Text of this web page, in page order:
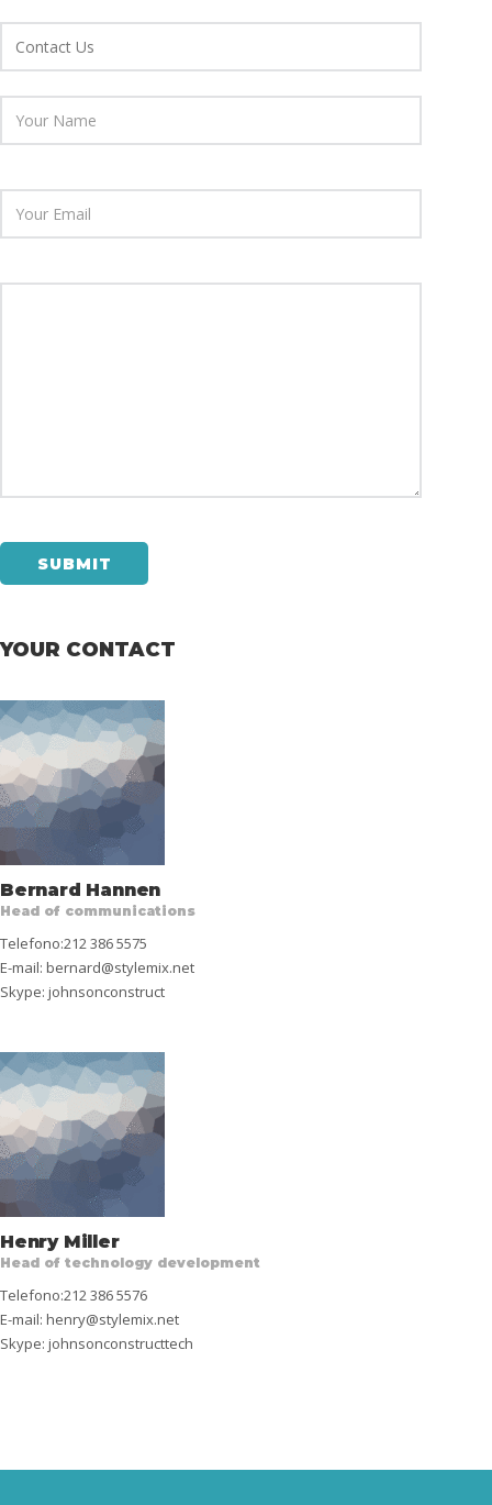
YOUR CONTACT
Bernard Hannen
Head of communications
Telefono:212 386 5575
E-mail: bernard@stylemix.net
Skype: johnsonconstruct
Henry Miller
Head of technology development
Telefono:212 386 5576
E-mail: henry@stylemix.net
Skype: johnsonconstructtech